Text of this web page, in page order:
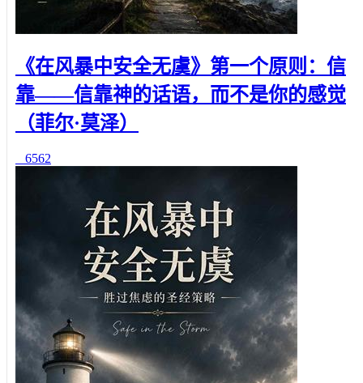
《在风暴中安全无虞》第一个原则：信
靠——信靠神的话语，而不是你的感觉
（菲尔·莫泽）
6562